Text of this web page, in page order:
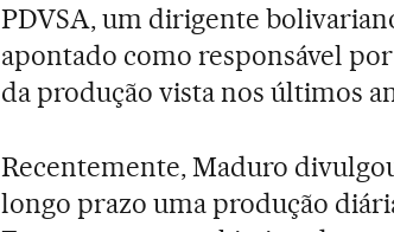
PDVSA, um dirigente
apontado como responsável
da produção vista nos últimos
Recentemente, Maduro
longo prazo uma produção